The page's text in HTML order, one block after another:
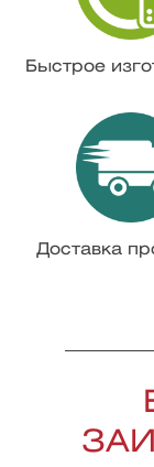
Быстрое
Доставка